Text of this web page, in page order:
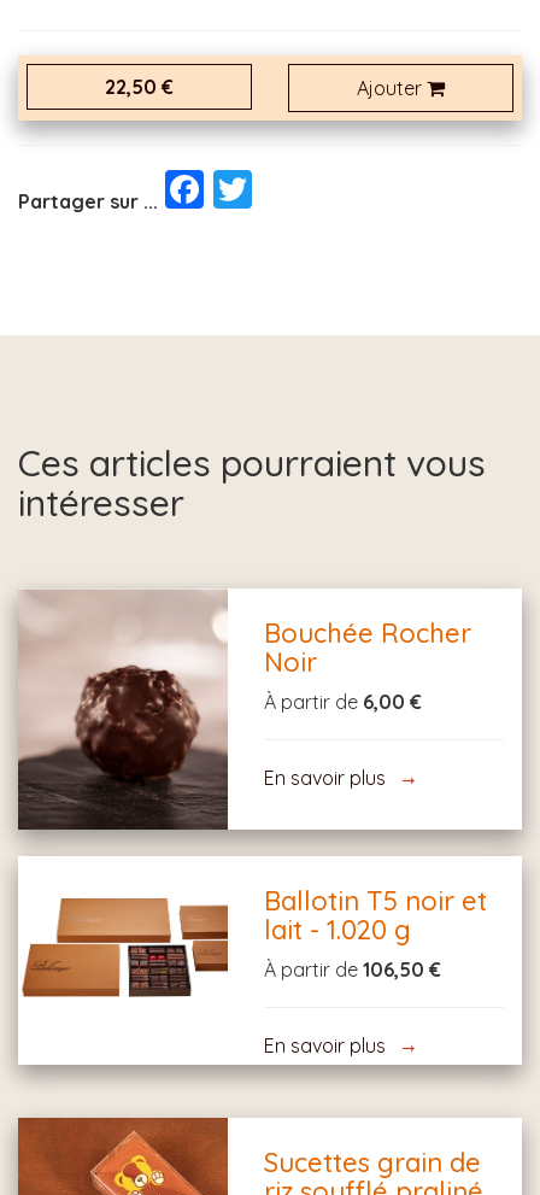
22,50 € Ajouter
Partager sur ...
Facebook
Ces articles pourraient vous
intéresser
Bouchée Rocher
Noir
À partir de 6,00 €
En savoir plus
Ballotin T5 noir et
lait - 1.020 g
À partir de106,50 €
En savoir plus
Sucettes grain de